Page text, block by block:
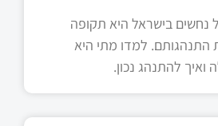
נחשים בישראל היא תקופה
התנהגותם. למדו מתי היא
ואיך להתנהג נכון.